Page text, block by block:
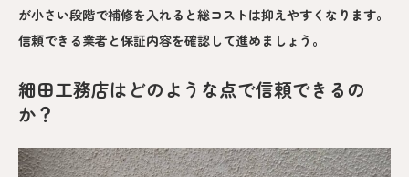
が小さい段階で補修を入れると総コストは抑えやすくなります。
信頼できる業者と保証内容を確認して進めましょう。
細田工務店はどのような点で信頼できるの
か？